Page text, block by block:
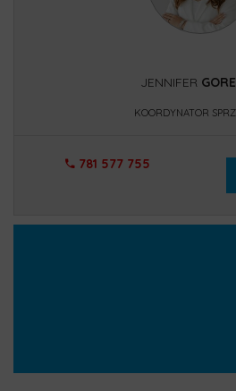
JENNIFER
KOORDYNATOR
781 577 755